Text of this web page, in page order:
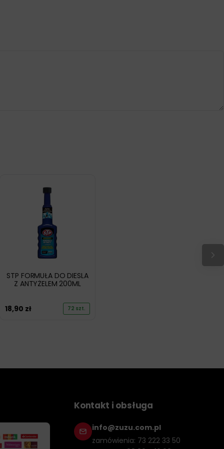
STP FORMUŁA DO DIESLA
Z ANTYŻELEM 200ML
18,90 zł 72 szt.
Kontakt i obsługa
info@zuzu.com.pl
zamówienia: 73 222 33 50